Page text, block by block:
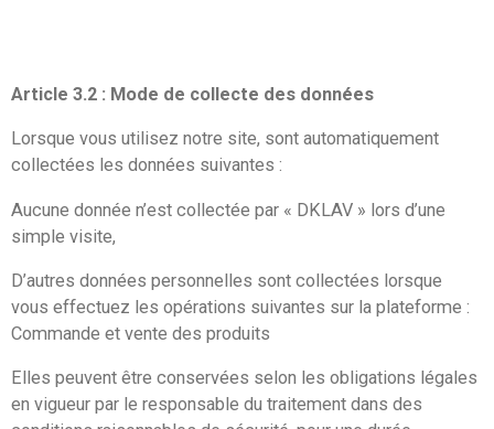
Article 3.2 : Mode de collecte des données
Lorsque vous utilisez notre site, sont automatiquement
collectées les données suivantes :
Aucune donnée n’est collectée par « DKLAV » lors d’une
simple visite,
D’autres données personnelles sont collectées lorsque
vous effectuez les opérations suivantes sur la plateforme :
Commande et vente des produits
Elles peuvent être conservées selon les obligations légales
en vigueur par le responsable du traitement dans des